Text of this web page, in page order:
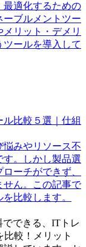
最適化するための
ーブルメントツー
リット・デメリ
ールを導入して
ル比較５選｜仕組
悩みやリソース不
す。しかし製品選
ーチができず、
せん。この記事で
比較します。
できる、ITトレ
較！メリット